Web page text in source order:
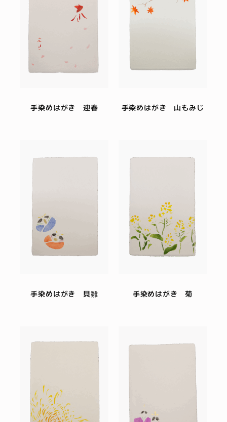
手染めはがき 迎春 手染めはがき 山もみじ
手染めはがき 貝雛 手染めはがき 菊